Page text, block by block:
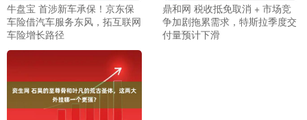
牛盘宝 首涉新车承保！京东保
车险借汽车服务东风，拓互联网
车险增长路径
鼎和网 税收抵免取消 + 市场竞
争加剧拖累需求，特斯拉季度交
付量预计下滑